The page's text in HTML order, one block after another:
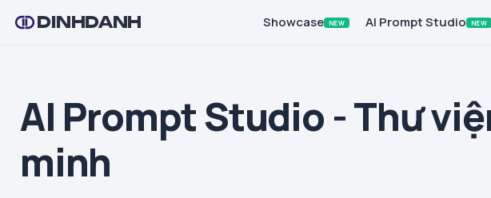
DINHDANH Showcase NEW AI Prompt Studio NEW
AI Prompt Studio - Thư
minh